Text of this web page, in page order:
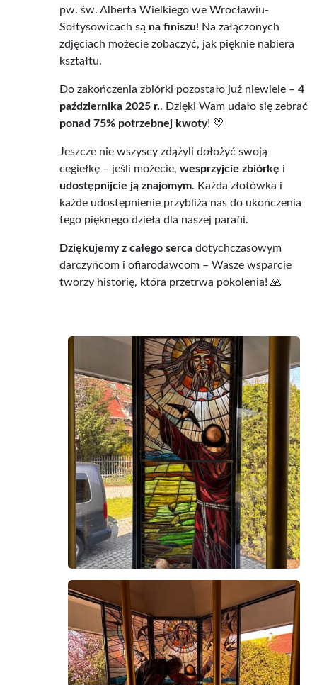
pw. św. Alberta Wielkiego we Wrocławiu-
Sołtysowicach są na finiszu! Na załączonych
zdjęciach możecie zobaczyć, jak pięknie nabiera
kształtu.
Do zakończenia zbiórki pozostało już niewiele – 4
października 2025 r.. Dzięki Wam udało się zebrać
ponad 75% potrzebnej kwoty! 💛
Jeszcze nie wszyscy zdążyli dołożyć swoją
cegiełkę – jeśli możecie, wesprzyjcie zbiórkę i
udostępnijcie ją znajomym. Każda złotówka i
każde udostępnienie przybliża nas do ukończenia
tego pięknego dzieła dla naszej parafii.
Dziękujemy z całego serca dotychczasowym
darczyńcom i ofiarodawcom – Wasze wsparcie
tworzy historię, która przetrwa pokolenia! 🙏